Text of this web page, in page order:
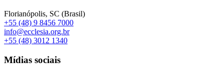
Florianópolis, SC (Brasil)
+55 (48) 9 8456 7000
info@ecclesia.org.br
+55 (48) 3012 1340
Mídias sociais